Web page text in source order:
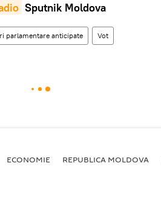
Sputnik Moldova
parlamentare anticipate Vot
ECONOMIE REPUBLICA MOLDOVA